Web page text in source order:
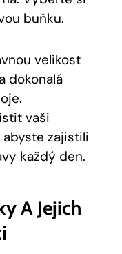
buňku.
velikost
dokonalá
vaši
abyste zajistili
každý den.
A Jejich